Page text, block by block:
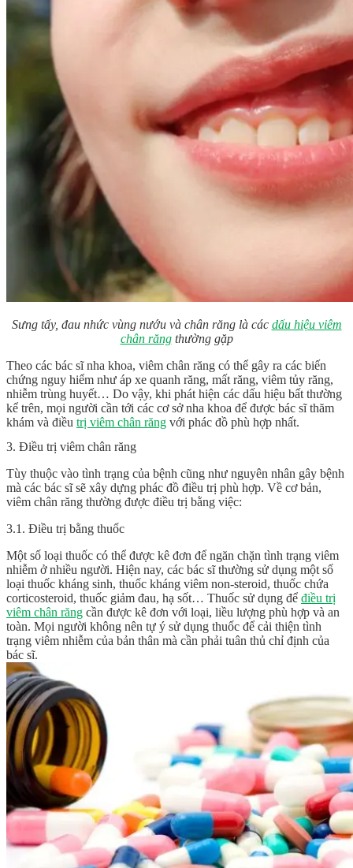
Sưng tấy, đau nhức vùng nướu và chân răng là các dấu hiệu viêm
chân răngthường gặp
Theo các bác sĩ nha khoa, viêm chân răng có thể gây ra các biến
chứng nguy hiểm như áp xe quanh răng, mất răng, viêm tủy răng,
nhiễm trùng huyết… Do vậy, khi phát hiện các dấu hiệu bất thường
kể trên, mọi người cần tới các cơ sở nha khoa để được bác sĩ thăm
khám và điều trị viêm chân răng với phác đồ phù hợp nhất.
3. Điều trị viêm chân răng
Tùy thuộc vào tình trạng của bệnh cũng như nguyên nhân gây bệnh
mà các bác sĩ sẽ xây dựng phác đồ điều trị phù hợp. Về cơ bản,
viêm chân răng thường được điều trị bằng việc:
3.1. Điều trị bằng thuốc
Một số loại thuốc có thể được kê đơn để ngăn chặn tình trạng viêm
nhiễm ở nhiều người. Hiện nay, các bác sĩ thường sử dụng một số
loại thuốc kháng sinh, thuốc kháng viêm non-steroid, thuốc chứa
corticosteroid, thuốc giảm đau, hạ sốt… Thuốc sử dụng để điều trị
viêm chân răng cần được kê đơn với loại, liều lượng phù hợp và an
toàn. Mọi người không nên tự ý sử dụng thuốc để cải thiện tình
trạng viêm nhiễm của bản thân mà cần phải tuân thủ chỉ định của
bác sĩ.